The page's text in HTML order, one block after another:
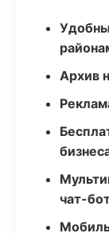
Архив
чат-